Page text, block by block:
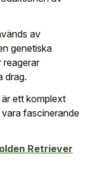
av
genetiska
reagerar
drag.
ett komplext
fascinerande
Retriever